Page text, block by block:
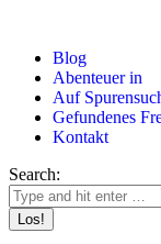
Blog
Abenteuer in
Auf
Gefundenes
Kontakt
Search: